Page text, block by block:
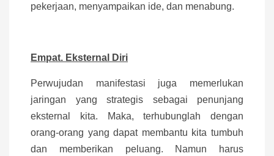
pekerjaan, menyampaikan ide, dan menabung.
Empat. Eksternal Diri
Perwujudan manifestasi juga memerlukan
jaringan yang strategis sebagai penunjang
eksternal kita. Maka, terhubunglah dengan
orang-orang yang dapat membantu kita tumbuh
dan memberikan peluang. Namun harus